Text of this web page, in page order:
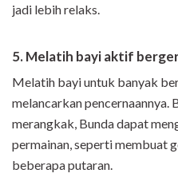
jadi lebih relaks.
5. Melatih bayi aktif
Melatih bayi untuk banyak
melancarkan pencernaannya.
merangkak, Bunda dapat
permainan, seperti membuat
beberapa putaran.